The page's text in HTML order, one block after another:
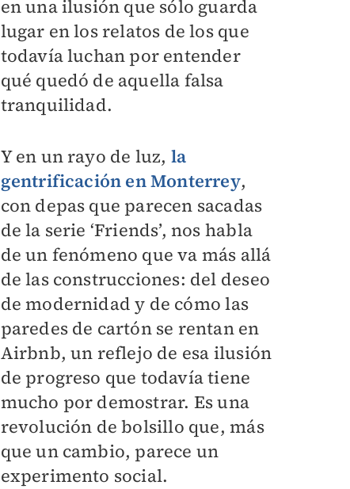
en una ilusión que sólo guarda
lugar en los relatos de los que
todavía luchan por entender
qué quedó de aquella falsa
tranquilidad.
Y en un rayo de luz, la
gentrificación en Monterrey,
con depas que parecen sacadas
de la serie ‘Friends’, nos habla
de un fenómeno que va más allá
de las construcciones: del deseo
de modernidad y de cómo las
paredes de cartón se rentan en
Airbnb, un reflejo de esa ilusión
de progreso que todavía tiene
mucho por demostrar. Es una
revolución de bolsillo que, más
que un cambio, parece un
experimento social.